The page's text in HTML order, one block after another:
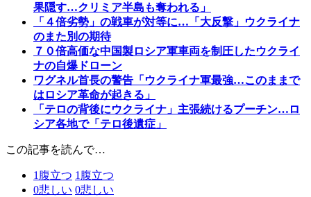
果隠す…クリミア半島も奪われる」
「４倍劣勢」の戦車が対等に…「大反撃」ウクライナ
のまた別の期待
７０倍高価な中国製ロシア軍車両を制圧したウクライ
ナの自爆ドローン
ワグネル首長の警告「ウクライナ軍最強…このままで
はロシア革命が起きる」
「テロの背後にウクライナ」主張続けるプーチン…ロ
シア各地で「テロ後遺症」
この記事を読んで…
1 腹立つ 1 腹立つ
0悲しい 0悲しい